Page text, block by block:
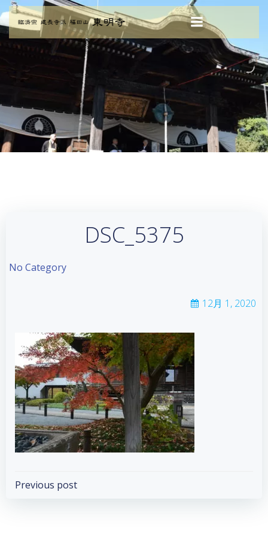
コ
ン
テ
ン
ス
キ
ッ
プ
DSC_5375
No Category
12月 1, 2020
Post
Previous post